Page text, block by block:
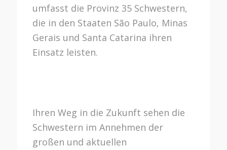
umfasst die Provinz 35 Schwestern,
die in den Staaten São Paulo, Minas
Gerais und Santa Catarina ihren
Einsatz leisten.
Ihren Weg in die Zukunft sehen die
Schwestern im Annehmen der
großen und aktuellen